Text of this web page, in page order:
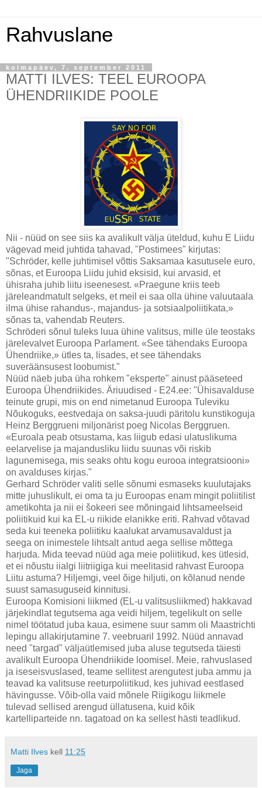
Rahvuslane
kolmapäev, 7. september 2011
MATTI ILVES: TEEL EUROOPA
ÜHENDRIIKIDE POOLE
Nii - nüüd on see siis ka avalikult välja üteldud, kuhu E Liidu
vägevad meid juhtida tahavad, "Postimees" kirjutas:
"Schröder, kelle juhtimisel võttis Saksamaa kasutusele euro,
sõnas, et Euroopa Liidu juhid eksisid, kui arvasid, et
ühisraha juhib liitu iseenesest. «Praegune kriis teeb
järeleandmatult selgeks, et meil ei saa olla ühine valuutaala
ilma ühise rahandus-, majandus- ja sotsiaalpoliitikata,»
sõnas ta, vahendab Reuters.
Schröderi sõnul tuleks luua ühine valitsus, mille üle teostaks
järelevalvet Euroopa Parlament. «See tähendaks Euroopa
Ühendriike,» ütles ta, lisades, et see tähendaks
suveräänsusest loobumist."
Nüüd näeb juba üha rohkem "eksperte" ainust pääseteed
Euroopa Ühendriikides. Äriuudised - E24.ee: "Ühisavalduse
teinute grupi, mis on end nimetanud Euroopa Tuleviku
Nõukoguks, eestvedaja on saksa-juudi päritolu kunstikoguja
Heinz Berggrueni miljonärist poeg Nicolas Berggruen.
«Euroala peab otsustama, kas liigub edasi ulatuslikuma
eelarvelise ja majandusliku liidu suunas või riskib
lagunemisega, mis seaks ohtu kogu eurooa integratsiooni»
on avalduses kirjas."
Gerhard Schröder valiti selle sõnumi esmaseks kuulutajaks
mitte juhuslikult, ei oma ta ju Euroopas enam mingit poliitilist
ametikohta ja nii ei šokeeri see mõningaid lihtsameelseid
poliitikuid kui ka EL-u riikide elanikke eriti. Rahvad võtavad
seda kui teeneka poliitiku kaalukat arvamusavaldust ja
seega on inimestele lihtsalt antud aega sellise mõttega
harjuda. Mida teevad nüüd aga meie poliitikud, kes ütlesid,
et ei nõustu iialgi liitriigiga kui meelitasid rahvast Euroopa
Liitu astuma? Hiljemgi, veel õige hiljuti, on kõlanud nende
suust samasuguseid kinnitusi.
Euroopa Komisioni liikmed (EL-u valitsusliikmed) hakkavad
järjekindlat tegutsema aga veidi hiljem, tegelikult on selle
nimel töötatud juba kaua, esimene suur samm oli Maastrichti
lepingu allakirjutamine 7. veebruaril 1992. Nüüd annavad
need "targad" väljaütlemised juba aluse tegutseda täiesti
avalikult Euroopa Ühendriikide loomisel. Meie, rahvuslased
ja iseseisvuslased, teame sellitest arengutest juba ammu ja
teavad ka valitsuse reeturpoliitikud, kes juhivad eestlased
hävingusse. Võib-olla vaid mõnele Riigikogu liikmele
tulevad sellised arengud üllatusena, kuid kõik
kartelliparteide nn. tagatoad on ka sellest hästi teadlikud.
Matti Ilves kell 11:25
Jaga